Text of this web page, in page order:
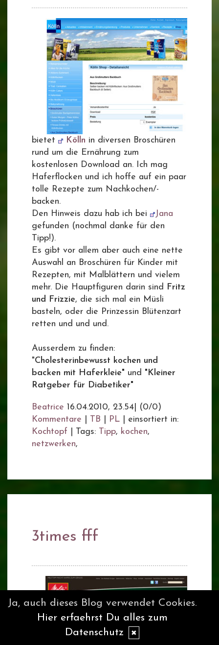
bietet Kölln in diversen Broschüren
rund um die Ernährung zum
kostenlosen Download an. Ich mag
Haferflocken und ich hoffe auf ein paar
tolle Rezepte zum Nachkochen/-
backen.
Den Hinweis dazu hab ich bei
Jana
gefunden (nochmal danke für den
Tipp!).
Es gibt vor allem aber auch eine nette
Auswahl an Broschüren für Kinder mit
Rezepten, mit Malblättern und vielem
mehr. Die Hauptfiguren darin sind Fritz
und Frizzie, die sich mal ein Müsli
basteln, oder die Prinzessin Blütenzart
retten und und und.
Ausserdem zu finden:
"Cholesterinbewusst kochen und
backen mit Haferkleie" und "Kleiner
Ratgeber für Diabetiker"
Beatrice 16.04.2010, 23.54
(0/0)
Kommentare
TB PL
einsortiert in:
Kochtopf
Tags: Tipp, kochen,
netzwerken,
3times fff
Ja, auch dieses Blog verwendet Cookies.
Hier erfaehrst Du alles zum
Datenschutz
✖